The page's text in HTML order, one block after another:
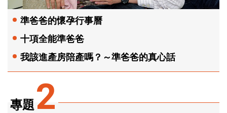
專題2
準爸爸的懷孕行事曆
十項全能準爸爸
我該進產房陪產嗎？～準爸爸的真心話